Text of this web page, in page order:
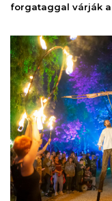
forgataggal várják